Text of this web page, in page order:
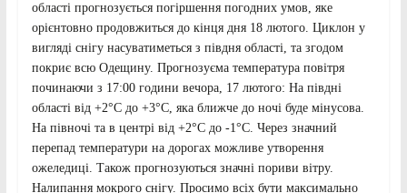
області прогнозується погіршення погодних умов, яке
орієнтовно продовжиться до кінця дня 18 лютого. Циклон у
вигляді снігу насуватиметься з півдня області, та згодом
покриє всю Одещину. Прогнозуєма температура повітря
починаючи з 17:00 години вечора, 17 лютого: На півдні
області від +2°С до +3°С, яка ближче до ночі буде мінусова.
На півночі та в центрі від +2°С до -1°С. Через значний
перепад температури на дорогах можливе утворення
ожеледиці. Також прогнозуються значні пориви вітру.
Налипання мокрого снігу. Просимо всіх бути максимально